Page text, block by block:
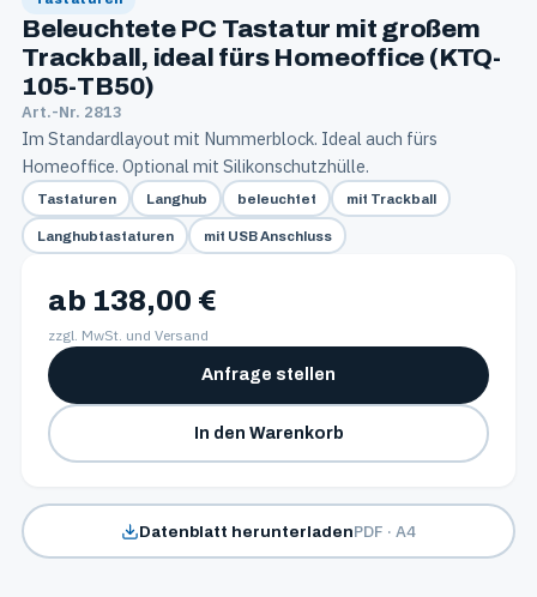
Beleuchtete PC Tastatur mit großem
Trackball, ideal fürs Homeoffice (KTQ-
105-TB50)
Art.-Nr. 2813
Im Standardlayout mit Nummerblock. Ideal auch fürs
Homeoffice. Optional mit Silikonschutzhülle.
Tastaturen Langhub beleuchtet mit Trackball
Langhubtastaturen mit USB Anschluss
ab 138,00 €
zzgl. MwSt. und Versand
In den Warenkorb
Anfrage stellen
Datenblatt herunterladenPDF · A4